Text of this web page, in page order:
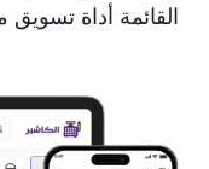
القائمة أداة